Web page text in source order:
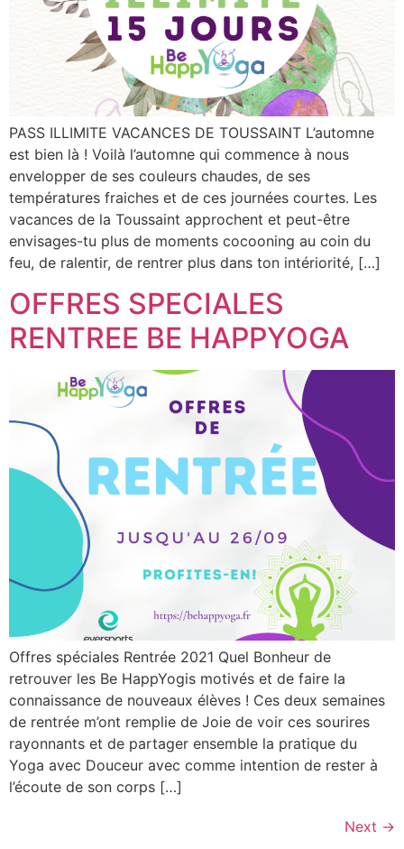
PASS ILLIMITE VACANCES DE TOUSSAINT L’automne
est bien là ! Voilà l’automne qui commence à nous
envelopper de ses couleurs chaudes, de ses
températures fraiches et de ces journées courtes. Les
vacances de la Toussaint approchent et peut-être
envisages-tu plus de moments cocooning au coin du
feu, de ralentir, de rentrer plus dans ton intériorité, […]
OFFRES SPECIALES
RENTREE BE HAPPYOGA
Offres spéciales Rentrée 2021 Quel Bonheur de
retrouver les Be HappYogis motivés et de faire la
connaissance de nouveaux élèves ! Ces deux semaines
de rentrée m’ont remplie de Joie de voir ces sourires
rayonnants et de partager ensemble la pratique du
Yoga avec Douceur avec comme intention de rester à
l’écoute de son corps […]
Next →